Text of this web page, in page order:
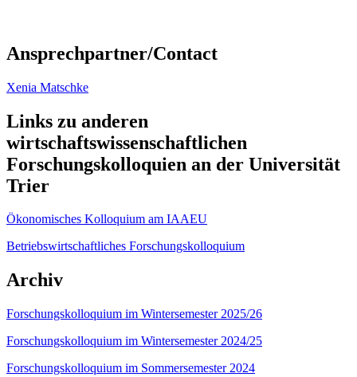
Ansprechpartner/Contact
Xenia Matschke
Links zu anderen
wirtschaftswissenschaftlichen
Forschungskolloquien an der Universität
Trier
Ökonomisches Kolloquium am IAAEU
Betriebswirtschaftliches Forschungskolloquium
Archiv
Forschungskolloquium im Wintersemester 2025/26
Forschungskolloquium im Wintersemester 2024/25
Forschungskolloquium im Sommersemester 2024